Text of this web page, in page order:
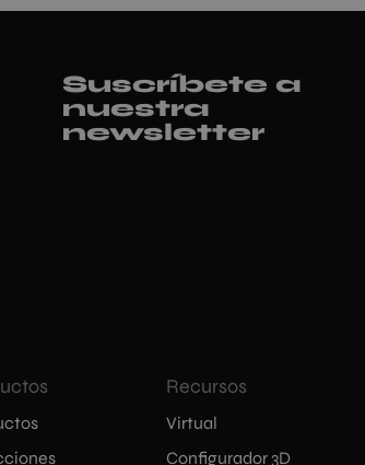
Suscríbete a
nuestra
newsletter
Recursos
Virtual
Configurador 3D